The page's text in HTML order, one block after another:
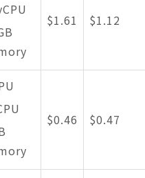
$1.61 $1.12
$0.46 $0.47